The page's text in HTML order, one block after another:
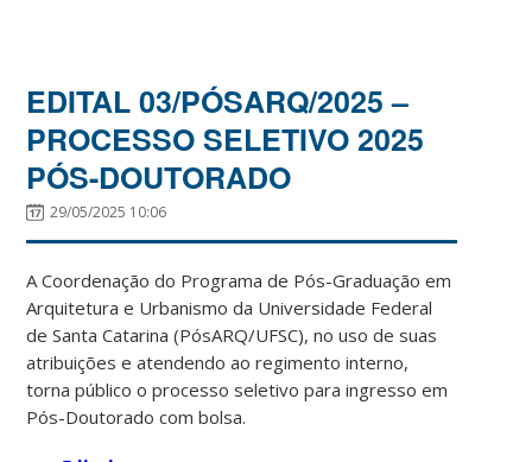
EDITAL 03/PÓSARQ/2025 –
PROCESSO SELETIVO 2025
PÓS-DOUTORADO
29/05/2025 10:06
A Coordenação do Programa de Pós-Graduação em
Arquitetura e Urbanismo da Universidade Federal
de Santa Catarina (PósARQ/UFSC), no uso de suas
atribuições e atendendo ao regimento interno,
torna público o processo seletivo para ingresso em
Pós-Doutorado com bolsa.